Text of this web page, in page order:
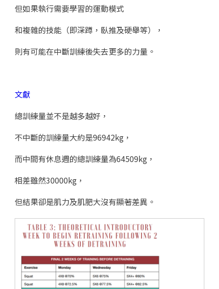
但如果執行需要學習的運動模式
和複雜的技能（即深蹲，臥推及硬舉等），
則有可能在中斷訓練後失去更多的力量。
文獻
總訓練量並不是越多越好，
不中斷的訓練量大約是96942kg，
而中間有休息週的總訓練量為64509kg，
相差雖然30000kg，
但結果卻是肌力及肌肥大沒有顯著差異。